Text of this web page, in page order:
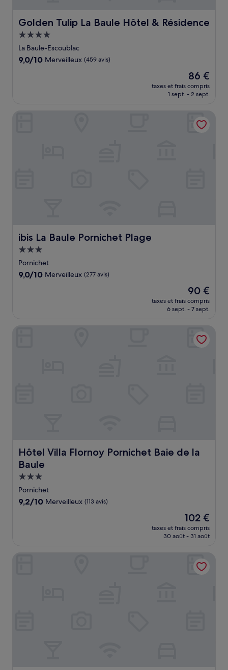
Golden Tulip La Baule Hôtel & Résidence
Golden Tulip La Baule Hôtel & Résidence
Hébergement
4.0 étoiles
La Baule-Escoublac
9.0
9,0/10 Merveilleux (459 avis)
Le
nouveau
prix
de
86 €
86 €
taxes et frais compris
1 sept. - 2 sept.
ibis La Baule Pornichet Plage
ibis La Baule Pornichet Plage
Hébergement
3.0 étoiles
Pornichet
9.0
9,0/10 Merveilleux (277 avis)
Le
nouveau
prix
de
90 €
90 €
taxes et frais compris
6 sept. - 7 sept.
Hôtel Villa Flornoy Pornichet Baie de la
Baule
Hôtel Villa Flornoy Pornichet Baie de la Baule
Hébergement
3.0 étoiles
Pornichet
9.2
9,2/10 Merveilleux (113 avis)
Le
nouveau
prix
de
102 €
102 €
taxes et frais compris
30 août - 31 août